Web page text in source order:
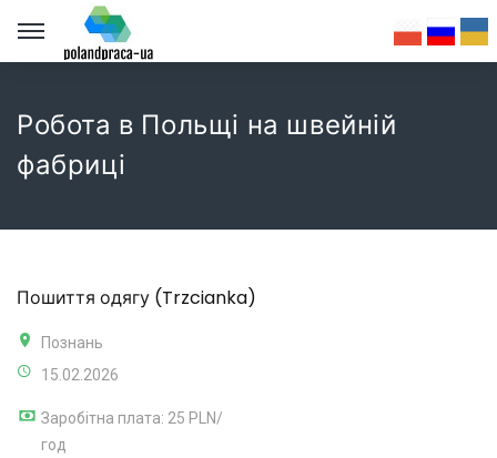
Робота в Польщі на швейній
фабриці
Пошиття одягу (Trzcianka)
Познань
15.02.2026
Заробітна плата: 25 PLN/
год